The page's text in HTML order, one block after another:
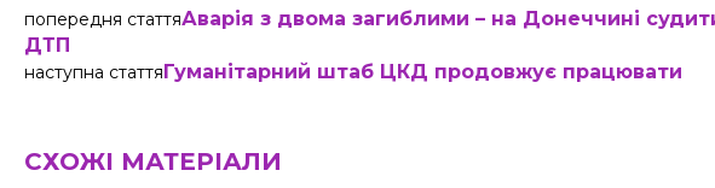
попередня статтяАварія з двома загиблими – на Донеччині
ДТП
наступна статтяГуманітарний штаб ЦКД продовжує працювати
СХОЖІ МАТЕРІАЛИ